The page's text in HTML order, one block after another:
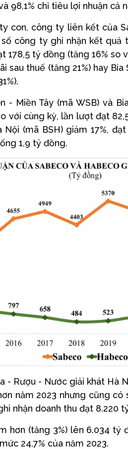
98,1% chỉ tiêu lợi nhuận cả
con, công ty liên kết của
công ty ghi nhận kết quả
178,5 tỷ đồng (tăng 16% so
sau thuế (tăng 21%) hay Bia
- Miền Tây (mã WSB) và
với cùng kỳ, lần lượt đạt
Nội (mã BSH) giảm 17%,
1,9 tỷ đồng.
- Rượu - Nước giải khát Hà
năm 2023 nhưng cũng
nhận doanh thu đạt 8.220
hơn (tăng 3%) lên 6.034
24,7% của năm 2023.